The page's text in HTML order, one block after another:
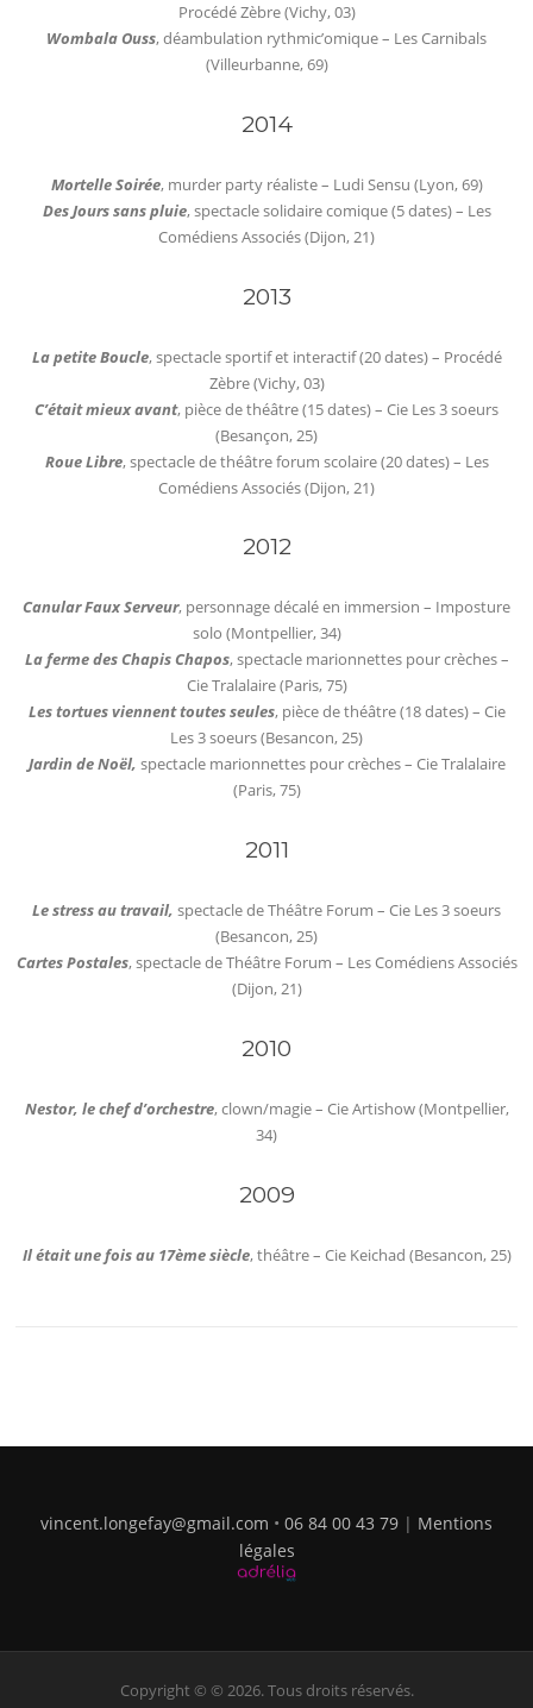
Procédé Zèbre (Vichy, 03)
Wombala Ouss, déambulation rythmic’omique – Les Carnibals
(Villeurbanne, 69)
2014
Mortelle Soirée, murder party réaliste – Ludi Sensu (Lyon, 69)
Des Jours sans pluie, spectacle solidaire comique (5 dates) – Les
Comédiens Associés (Dijon, 21)
2013
La petite Boucle, spectacle sportif et interactif (20 dates) – Procédé
Zèbre (Vichy, 03)
C’était mieux avant, pièce de théâtre (15 dates) – Cie Les 3 soeurs
(Besançon, 25)
Roue Libre, spectacle de théâtre forum scolaire (20 dates) – Les
Comédiens Associés (Dijon, 21)
2012
Canular Faux Serveur, personnage décalé en immersion – Imposture
solo (Montpellier, 34)
La ferme des Chapis Chapos, spectacle marionnettes pour crèches –
Cie Tralalaire (Paris, 75)
Les tortues viennent toutes seules, pièce de théâtre (18 dates) – Cie
Les 3 soeurs (Besancon, 25)
Jardin de Noël, spectacle marionnettes pour crèches – Cie Tralalaire
(Paris, 75)
2011
Le stress au travail, spectacle de Théâtre Forum – Cie Les 3 soeurs
(Besancon, 25)
Cartes Postales, spectacle de Théâtre Forum – Les Comédiens Associés
(Dijon, 21)
2010
Nestor, le chef d’orchestre, clown/magie – Cie Artishow (Montpellier,
34)
2009
Il était une fois au 17ème siècle, théâtre – Cie Keichad (Besancon, 25)
vincent.longefay@gmail.com • 06 84 00 43 79 | Mentions
légales
Copyright © © 2026. Tous droits réservés.